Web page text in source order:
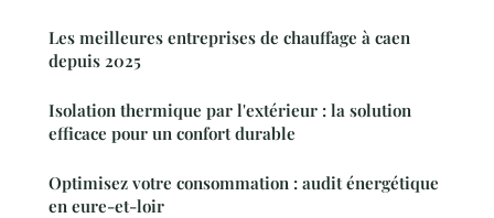
Les meilleures entreprises de chauffage à caen
depuis 2025
Isolation thermique par l'extérieur : la solution
efficace pour un confort durable
Optimisez votre consommation : audit énergétique
en eure-et-loir